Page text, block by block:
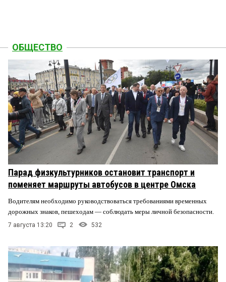
ОБЩЕСТВО
Парад физкультурников остановит транспорт и
поменяет маршруты автобусов в центре Омска
Водителям необходимо руководствоваться требованиями временных
дорожных знаков, пешеходам — соблюдать меры личной безопасности.
7 августа 13:20 2 532